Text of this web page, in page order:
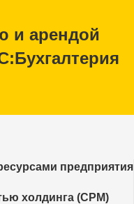
и арендой
предприятия
холдинга (CPM)